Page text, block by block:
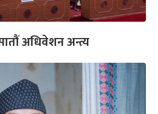
अधिवेशन अन्त्य